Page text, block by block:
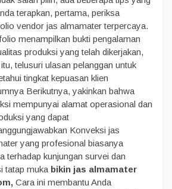
terapkan, pertama, periksa
vendor jas almamater terpercaya.
menampilkan bukti pengalaman
produksi yang telah dikerjakan,
telusuri ulasan pelanggan untuk
tingkat kepuasan klien
Berikutnya, yakinkan bahwa
mempunyai alamat operasional dan
yang dapat
Konveksi jas
yang profesional biasanya
terhadap kunjungan survei dan
tatap muka bikin jas almamater
Cara ini membantu Anda